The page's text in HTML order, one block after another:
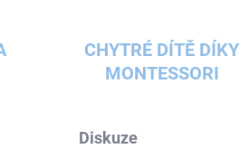
CHYTRÉ DÍTĚ DÍKY
MONTESSORI
Diskuze